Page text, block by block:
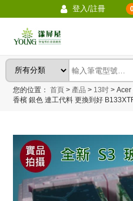
登入/註冊
您的位置：首頁 > 產品 > 13吋 > Acer
香檳 銀色 連工代料 更換到好